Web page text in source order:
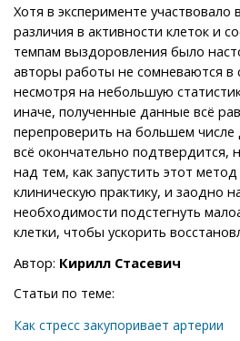
Хотя в эксперименте участвовало
различия в активности клеток и
темпам выздоровления было
авторы работы не сомневаются в
несмотря на небольшую
иначе, полученные данные всё
перепроверить на большем числе
всё окончательно подтвердится,
над тем, как запустить этот
клиническую практику, и заодно
необходимости подстегнуть
клетки, чтобы ускорить
Автор: Кирилл Стасевич
Статьи по теме:
Как стресс закупоривает артерии